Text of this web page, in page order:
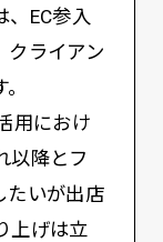
EC参入
クライアン
用におけ
以降とフ
たいが出店
上げは立